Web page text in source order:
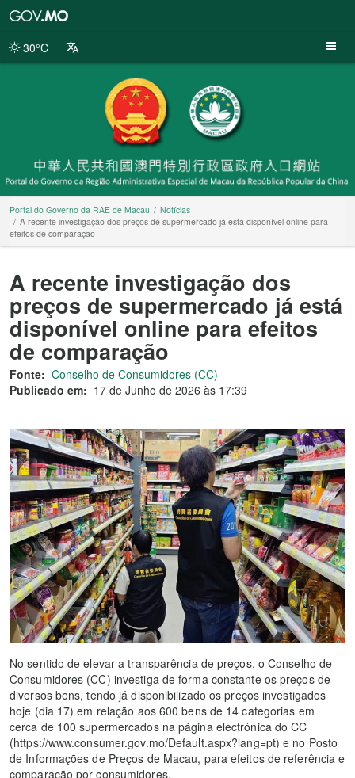
da
30°C
Portal do Governo da RAE de Macau
Notícias
A recente investigação dos preços de supermercado já está disponível online para
efeitos de comparação
A recente investigação dos
preços de supermercado já está
disponível online para efeitos
de comparação
Fonte: Conselho de Consumidores (CC)
Publicado em: 17 de Junho de 2026 às 17:39
No sentido de elevar a transparência de preços, o Conselho de
Consumidores (CC) investiga de forma constante os preços de
diversos bens, tendo já disponibilizado os preços investigados
hoje (dia 17) em relação aos 600 bens de 14 categorias em
cerca de 100 supermercados na página electrónica do CC
(https://www.consumer.gov.mo/Default.aspx?lang=pt) e no Posto
de Informações de Preços de Macau, para efeitos de referência e
comparação por consumidores.